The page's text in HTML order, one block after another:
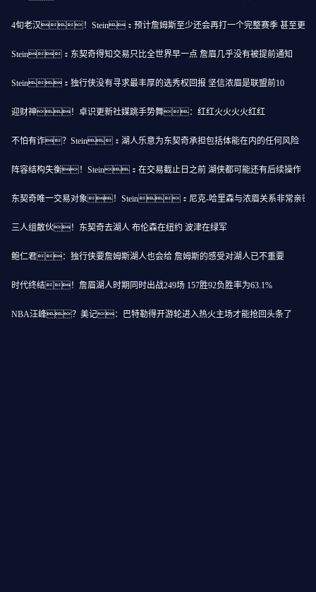
4旬老汉！Stein：预计詹姆斯至少还会再打一个完整赛季 甚至更多
Stein：东契奇得知交易只比全世界早一点 詹眉几乎没有被提前通知
Stein：独行侠没有寻求最丰厚的选秀权回报 坚信浓眉是联盟前10
迎财神！卓识更新社媒跳手势舞：红红火火火火红红
不怕有诈？Stein：湖人乐意为东契奇承担包括体能在内的任何风险
阵容结构失衡！Stein：在交易截止日之前 湖侠都可能还有后续操作
东契奇唯一交易对象！Stein：尼克-哈里森与浓眉关系非常亲密
三人组散伙！东契奇去湖人 布伦森在纽约 波津在绿军
鲍仁君：独行侠要詹姆斯湖人也会给 詹姆斯的感受对湖人已不重要
时代终结！詹眉湖人时期同时出战249场 157胜92负胜率为63.1%
NBA汪峰？美记：巴特勒得开游轮进入热火主场才能抢回头条了